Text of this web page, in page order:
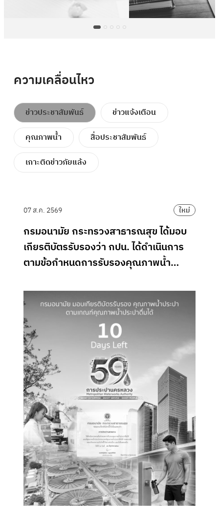
ความเคลื่อนไหว
ข่าวประชาสัมพันธ์
ข่าวแจ้งเตือน
คุณภาพน้ำ
สื่อประชาสัมพันธ์
เกาะติดข่าวภัยแล้ง
07 ส.ค. 2569 ใหม่
กรมอนามัย กระทรวงสาธารณสุข ได้มอบ
เกียรติบัตรรับรองว่า กปน. ได้ดำเนินการ
ตามข้อกำหนดการรับรองคุณภาพน้ำ
เกณฑ์คุณภาพน้ำประปาดื่มได้ กรมอนามัย